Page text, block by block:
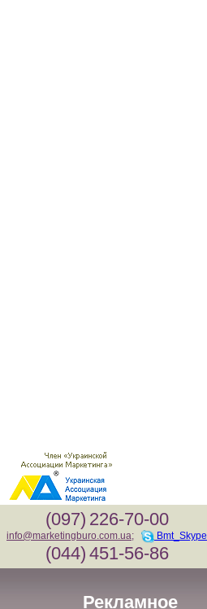
(097) 226-70-00
info@marketingburo.com.ua; Bmt_Skype
(044) 451-56-86
Рекламное